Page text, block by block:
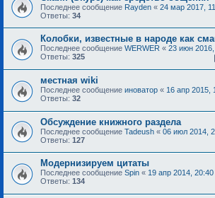
Последнее сообщение Rayden « 24 мар 2017,
Ответы: 34
Колобки, известные в народе как
Последнее сообщение WERWER « 23 июн
Ответы: 325
местная wiki
Последнее сообщение иноватор « 16 апр 2015,
Ответы: 32
Обсуждение книжного раздела
Последнее сообщение Tadeush « 06 июл 2014,
Ответы: 127
Модернизируем цитаты
Последнее сообщение Spin « 19 апр 2014, 20:40
Ответы: 134